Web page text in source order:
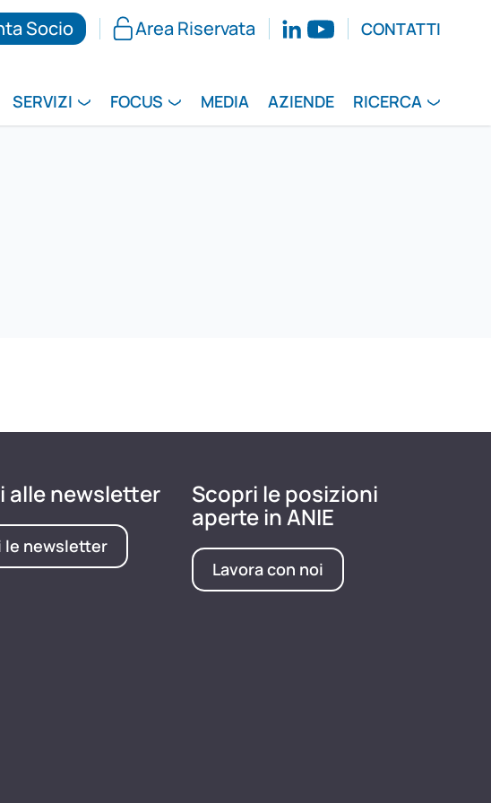
Socio Area Riservata CONTATTI
SERVIZI FOCUS MEDIA AZIENDE RICERCA
alle newsletter
le newsletter
Scopri le posizioni
aperte in ANIE
Lavora con noi